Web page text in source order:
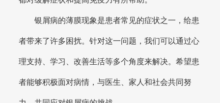
银屑病的薄膜现象是患者常见的症状之一，给患
者带来了许多困扰。针对这一问题，我们可以通过心
理支持、学习、改善生活等多个角度来解决。希望患
者能够积极面对病情，与医生、家人和社会共同努